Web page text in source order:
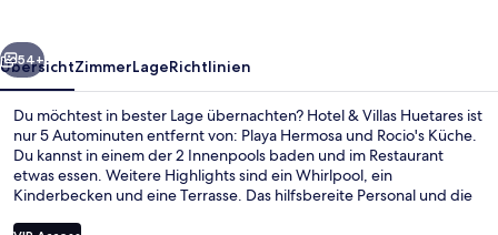
Weiter
54+
ÜbersichtZimmerLageRichtlinien
Du möchtest in bester Lage übernachten? Hotel & Villas Huetares ist
nur 5 Autominuten entfernt von: Playa Hermosa und Rocio's Küche.
Du kannst in einem der 2 Innenpools baden und im Restaurant
etwas essen. Weitere Highlights sind ein Whirlpool, ein
Kinderbecken und eine Terrasse. Das hilfsbereite Personal und die